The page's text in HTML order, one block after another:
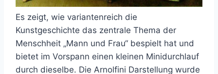
Es zeigt, wie variantenreich die
Kunstgeschichte das zentrale Thema der
Menschheit „Mann und Frau“ bespielt hat und
bietet im Vorspann einen kleinen Minidurchlauf
durch dieselbe. Die Arnolfini Darstellung wurde